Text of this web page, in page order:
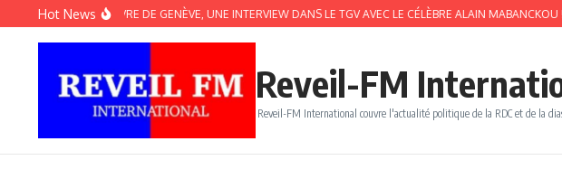
Aller au contenu
Hot News
SALON DU LIVRE DE GENÈVE, UNE INTERVIEW DANS LE TGV AVEC LE CÉLÈBRE ALAIN MABANCKOU !
Reveil-FM
Reveil-FM International couvre l'actualité politique de la RDC et de la